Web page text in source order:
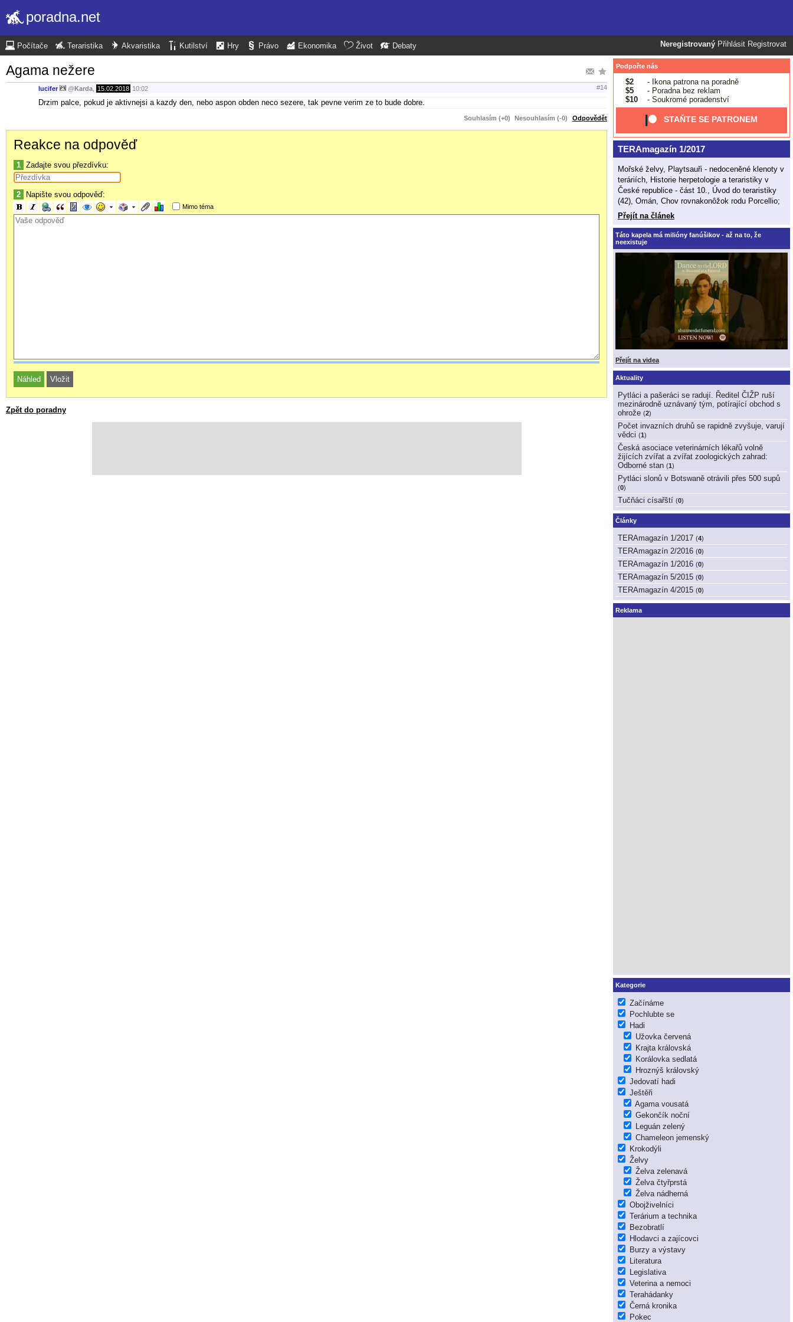
poradna.net
Neregistrovaný Přihlásit Registrovat
Počítače Teraristika Akvaristika Kutilství Hry Právo Ekonomika Život Debaty
Agama nežere
lucifer @Karda 15.02.2018 10:02 #14
Drzim palce, pokud je aktivnejsi a kazdy den, nebo aspon obden neco sezere, tak pevne verim ze to bude dobre.
Souhlasím (+0) Nesouhlasím (-0) Odpovědět
Reakce na odpověď
1 Zadajte svou přezdívku:
2 Napište svou odpověď:
Mimo téma
Zpět do poradny
Podpořte nás
$2
- Ikona patrona na poradně
$5
- Poradna bez reklam
$10
- Soukromé poradenství
STAŇTE SE PATRONEM
TERAmagazín 1/2017
Mořské želvy, Playtsauři - nedoceněné klenoty v
teráriích, Historie herpetologie a teraristiky v
České republice - část 10., Úvod do teraristiky
(42), Omán, Chov rovnakonôžok rodu Porcellio;
Přejít na článek
Táto kapela má milióny fanúšikov - až na to, že
neexistuje
Přejít na videa
Aktuality
Pytláci a pašeráci se radují. Ředitel ČIŽP ruší
mezinárodně uznávaný tým, potírající obchod s
ohrože (2)
Počet invazních druhů se rapidně zvyšuje, varují
vědci (1)
Česká asociace veterinárních lékařů volně
žijících zvířat a zvířat zoologických zahrad:
Odborné stan (1)
Pytláci slonů v Botswaně otrávili přes 500 supů
(0)
Tučňáci císařští (0)
Články
TERAmagazín 1/2017 (4)
TERAmagazín 2/2016 (0)
TERAmagazín 1/2016 (0)
TERAmagazín 5/2015 (0)
TERAmagazín 4/2015 (0)
Reklama
Kategorie
Začínáme
Pochlubte se
Hadi
Užovka červená
Krajta královská
Korálovka sedlatá
Hroznýš královský
Jedovatí hadi
Ještěři
Agama vousatá
Gekončík noční
Leguán zelený
Chameleon jemenský
Krokodýli
Želvy
Želva zelenavá
Želva čtyřprstá
Želva nádherná
Obojživelníci
Terárium a technika
Bezobratlí
Hlodavci a zajícovci
Burzy a výstavy
Literatura
Legislativa
Veterina a nemoci
Terahádanky
Černá kronika
Pokec